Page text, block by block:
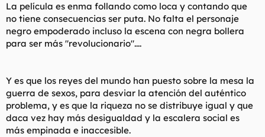
La película es enma follando como loca y contando que
no tiene consecuencias ser puta. No falta el personaje
negro empoderado incluso la escena con negra bollera
para ser más "revolucionario"....
Y es que los reyes del mundo han puesto sobre la mesa la
guerra de sexos, para desviar la atención del auténtico
problema, y es que la riqueza no se distribuye igual y que
daca vez hay más desigualdad y la escalera social es
más empinada e inaccesible.